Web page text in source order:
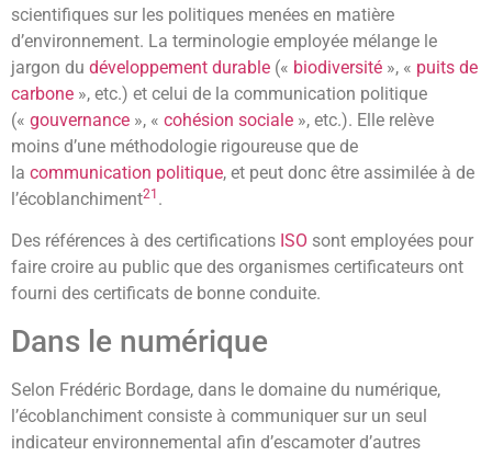
scientifiques sur les politiques menées en matière
d’environnement. La terminologie employée mélange le
jargon du développement durable (« biodiversité », « puits de
carbone », etc.) et celui de la communication politique
(« gouvernance », « cohésion sociale », etc.). Elle relève
moins d’une méthodologie rigoureuse que de
la communication politique, et peut donc être assimilée à de
l’écoblanchiment21 .
Des références à des certifications ISO sont employées pour
faire croire au public que des organismes certificateurs ont
fourni des certificats de bonne conduite.
Dans le numérique
Selon Frédéric Bordage, dans le domaine du numérique,
l’écoblanchiment consiste à communiquer sur un seul
indicateur environnemental afin d’escamoter d’autres